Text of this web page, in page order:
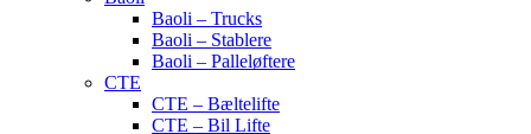
Baoli – Trucks
Baoli – Stablere
Baoli – Palleløftere
CTE
CTE – Bæltelifte
CTE – Bil Lifte